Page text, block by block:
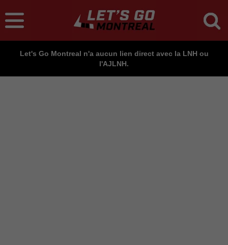
Let's Go Montreal n'a aucun lien direct avec la LNH ou
l'AJLNH.